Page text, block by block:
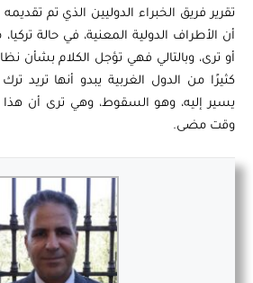
تقرير فريق الخبراء الدوليين الذي تم
أن الأطراف الدولية المعنية، في حالة
أو ترى، وبالتالي فهي تؤجل الكلام بشأن
كثيرًا من الدول الغربية يبدو أنها تريد
يسير إليه، وهو السقوط، وهي ترى أن هذا
وقت مضى.